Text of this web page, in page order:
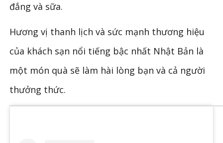
đắng và sữa.
Hương vị thanh lịch và sức mạnh thương hiệu
của khách sạn nổi tiếng bậc nhất Nhật Bản là
một món quà sẽ làm hài lòng bạn và cả người
thưởng thức.